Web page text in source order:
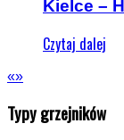
Kielce –
Czytaj dalej
«»
Typy grzejników